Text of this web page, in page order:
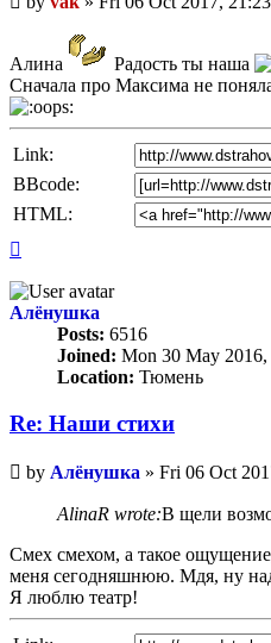
post
Алина
Радость ты наша
Сначала про Максима не
Link:
BBcode:
HTML:
Алёнушка
Posts: 6516
Joined: Mon 30 May 2016,
Location: Тюмень
Re: Наши стихи
Unread
post
by Алёнушка » Fri 06 Oct
AlinaR wrote:В щели
Смех смехом, а такое
меня сегодняшнюю. Мдя, ну
Я люблю театр!